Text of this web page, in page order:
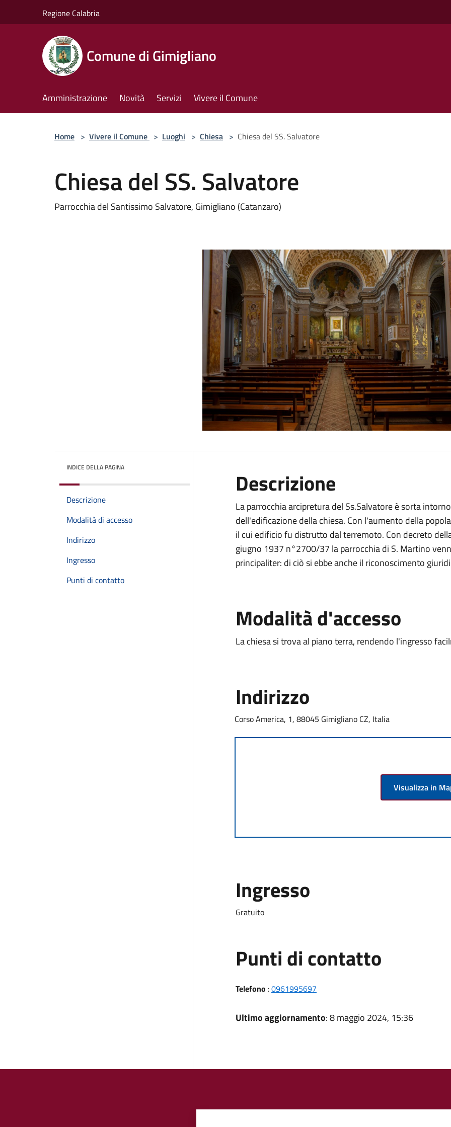
Regione Calabria
Comune di Gimigliano
Amministrazione Novità Servizi Vivere il Comune
Home > Vivere il Comune > Luoghi > Chiesa > Chiesa del SS. Salvatore
Chiesa del SS. Salvatore
Parrocchia del Santissimo Salvatore, Gimigliano (Catanzaro)
INDICE DELLA PAGINA
Descrizione
Modalità di accesso
Indirizzo
Ingresso
Punti di contatto
Descrizione
La parrocchia arcipretura del Ss.Salvatore è sorta
dell'edificazione della chiesa. Con l'aumento della
il cui edificio fu distrutto dal terremoto. Con decreto
giugno 1937 n°2700/37 la parrocchia di S. Martino
principaliter: di ciò si ebbe anche il riconoscimento
Modalità d'accesso
La chiesa si trova al piano terra, rendendo l'ingresso
Indirizzo
Corso America, 1, 88045 Gimigliano CZ, Italia
Visualizza in
Ingresso
Gratuito
Punti di contatto
Telefono :0961995697
Ultimo aggiornamento: 8 maggio 2024, 15:36